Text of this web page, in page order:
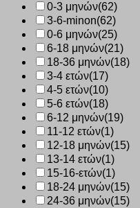
0-3 μηνών(62)
3-6-minon(62)
0-6 μηνών(25)
6-18 μηνών(21)
18-36 μηνών(18)
3-4 ετών(17)
4-5 ετών(10)
5-6 ετών(18)
6-12 μηνών(19)
11-12 ετών(1)
12-18 μηνών(15)
13-14 ετών(1)
15-16-ετών(1)
18-24 μηνών(15)
24-36 μηνών(15)